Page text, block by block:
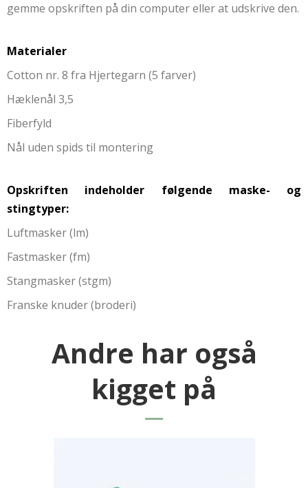
gemme opskriften på din computer eller at udskrive den.
Materialer
Cotton nr. 8 fra Hjertegarn (5 farver)
Hæklenål 3,5
Fiberfyld
Nål uden spids til montering
Opskriften indeholder følgende maske- og
stingtyper:
Luftmasker (lm)
Fastmasker (fm)
Stangmasker (stgm)
Franske knuder (broderi)
Andre har også
kigget på